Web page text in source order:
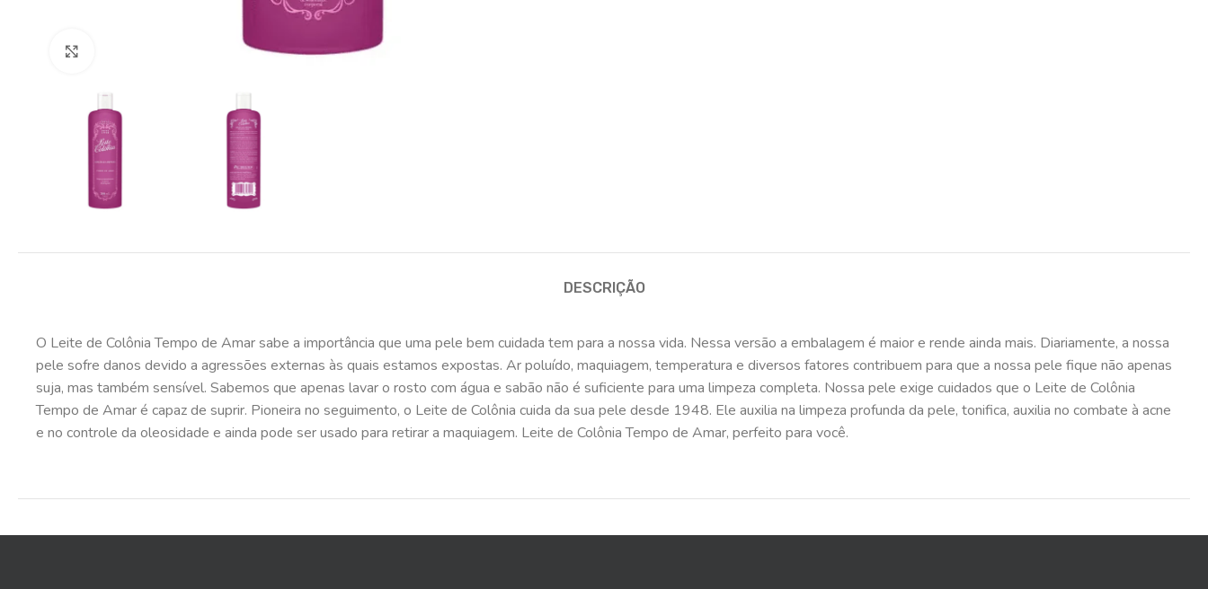
DESCRIÇÃO
O Leite de Colônia Tempo de Amar sabe a importância que uma pele bem cuidada tem para a nossa vida. Nessa versão a embalagem é maior e rende ainda mais. Diariamente, a nossa
pele sofre danos devido a agressões externas às quais estamos expostas. Ar poluído, maquiagem, temperatura e diversos fatores contribuem para que a nossa pele fique não apenas
suja, mas também sensível. Sabemos que apenas lavar o rosto com água e sabão não é suficiente para uma limpeza completa. Nossa pele exige cuidados que o Leite de Colônia
Tempo de Amar é capaz de suprir. Pioneira no seguimento, o Leite de Colônia cuida da sua pele desde 1948. Ele auxilia na limpeza profunda da pele, tonifica, auxilia no combate à acne
e no controle da oleosidade e ainda pode ser usado para retirar a maquiagem. Leite de Colônia Tempo de Amar, perfeito para você.